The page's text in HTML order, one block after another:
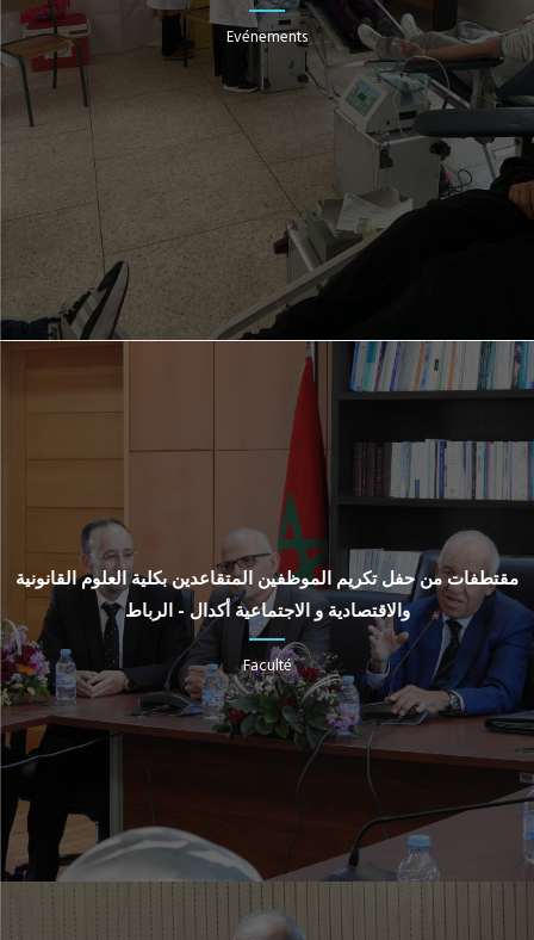
Evénements
مقتطفات من حفل تكريم الموظفين المتقاعدين بكلية العلوم القانونية
والاقتصادية و الاجتماعية أكدال - الرباط
Faculté